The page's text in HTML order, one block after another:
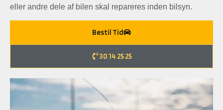
eller andre dele af bilen skal repareres inden bilsyn.
Bestil Tid
30 14 25 25